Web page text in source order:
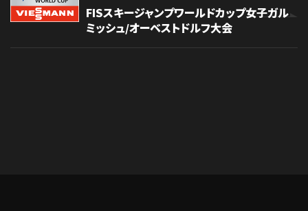
FISスキージャンプワールドカップ女子ガル
ミッシュ/オーベストドルフ大会